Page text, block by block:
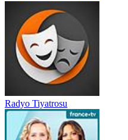
Radyo Tiyatrosu